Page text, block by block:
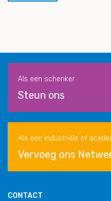
Als een schenker
Steun ons
Als een industriële of
Vervoeg ons
CONTACT